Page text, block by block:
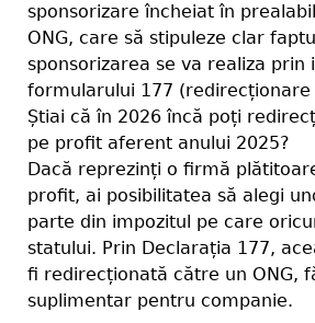
sponsorizare încheiat în
ONG, care să stipuleze clar
sponsorizarea se va realiza prin
formularului 177 (redirecționare
Știai că în 2026 încă poți
pe profit aferent anului 2025?
Dacă reprezinți o firmă
profit, ai posibilitatea să alegi
parte din impozitul pe care
statului. Prin Declarația 177,
fi redirecționată către un ONG,
suplimentar pentru companie.